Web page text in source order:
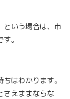
という場合は、市
。
はわかります。
さえままならな